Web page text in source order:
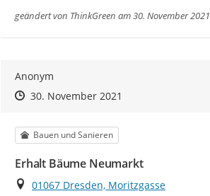
geändert von ThinkGreen am 30. November 2021
Anonym
Zeitpunkt des Erstellens
Zeitpunkt des Erstellens
30. November 2021
Kategorie
Bauen und Sanieren
Erhalt Bäume Neumarkt
Ort
01067 Dresden, Moritzgasse